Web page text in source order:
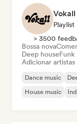
Playlist
> 3500
Bossa nova
Deep houseFunk
Adicionar
Dance music
House music